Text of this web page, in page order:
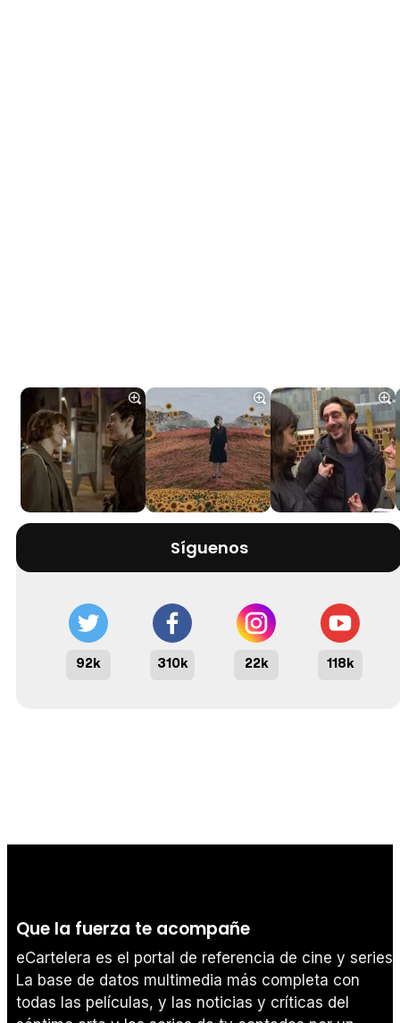
Síguenos
92k 310k 22k 118k
Que la fuerza te acompañe
eCartelera es el portal de referencia de cine y series.
La base de datos multimedia más completa con
todas las películas, y las noticias y críticas del